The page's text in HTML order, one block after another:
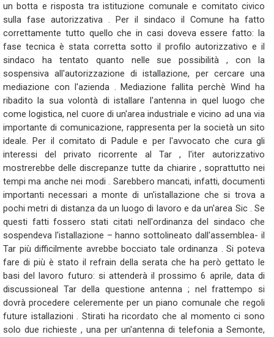
un botta e risposta tra istituzione comunale e comitato civico
sulla fase autorizzativa . Per il sindaco il Comune ha fatto
correttamente tutto quello che in casi doveva essere fatto: la
fase tecnica è stata corretta sotto il profilo autorizzativo e il
sindaco ha tentato quanto nelle sue possibilità , con la
sospensiva all'autorizzazione di istallazione, per cercare una
mediazione con l'azienda . Mediazione fallita perchè Wind ha
ribadito la sua volontà di istallare l'antenna in quel luogo che
come logistica, nel cuore di un'area industriale e vicino ad una via
importante di comunicazione, rappresenta per la società un sito
ideale. Per il comitato di Padule e per l'avvocato che cura gli
interessi del privato ricorrente al Tar , l'iter autorizzativo
mostrerebbe delle discrepanze tutte da chiarire , soprattutto nei
tempi ma anche nei modi . Sarebbero mancati, infatti, documenti
importanti necessari a monte di un'istallazione che si trova a
pochi metri di distanza da un luogo di lavoro e da un'area Sic . Se
questi fatti fossero stati citati nell'ordinanza del sindaco che
sospendeva l'istallazione – hanno sottolineato dall'assemblea- il
Tar più difficilmente avrebbe bocciato tale ordinanza . Si poteva
fare di più è stato il refrain della serata che ha però gettato le
basi del lavoro futuro: si attenderà il prossimo 6 aprile, data di
discussioneal Tar della questione antenna ; nel frattempo si
dovrà procedere celeremente per un piano comunale che regoli
future istallazioni . Stirati ha ricordato che al momento ci sono
solo due richieste , una per un'antenna di telefonia a Semonte,